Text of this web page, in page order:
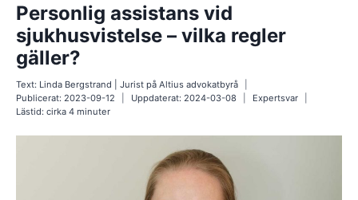
Personlig assistans vid
sjukhusvistelse – vilka regler
gäller?
Text: Linda Bergstrand | Jurist på Altius advokatbyrå
Publicerat: 2023-09-12 Uppdaterat: 2024-03-08
Expertsvar
Lästid: cirka 4 minuter